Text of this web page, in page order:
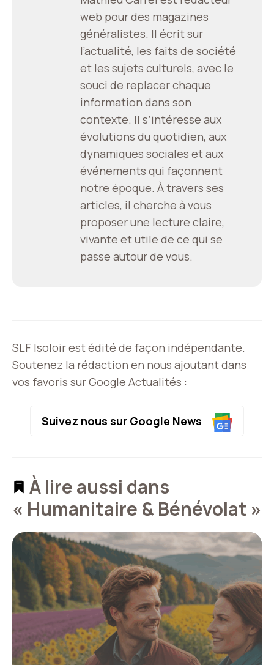
web pour des magazines
généralistes. Il écrit sur
l’actualité, les faits de société
et les sujets culturels, avec le
souci de replacer chaque
information dans son
contexte. Il s’intéresse aux
évolutions du quotidien, aux
dynamiques sociales et aux
événements qui façonnent
notre époque. À travers ses
articles, il cherche à vous
proposer une lecture claire,
vivante et utile de ce qui se
passe autour de vous.
SLF Isoloir est édité de façon indépendante.
Soutenez la rédaction en nous ajoutant dans
vos favoris sur Google Actualités :
Suivez nous sur Google News
À lire aussi dans
« Humanitaire & Bénévolat »